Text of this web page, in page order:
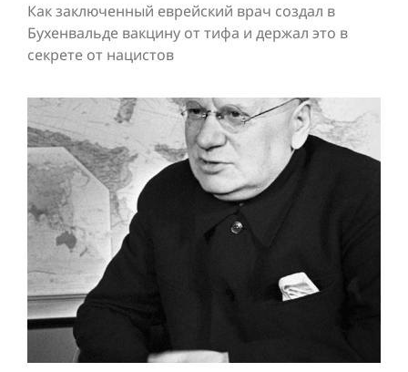
Как заключенный еврейский врач создал в
Бухенвальде вакцину от тифа и держал это в
секрете от нацистов